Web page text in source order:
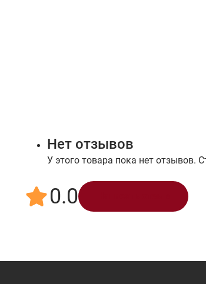
Нет отзывов
У этого товара пока нет отзывов.
0.0